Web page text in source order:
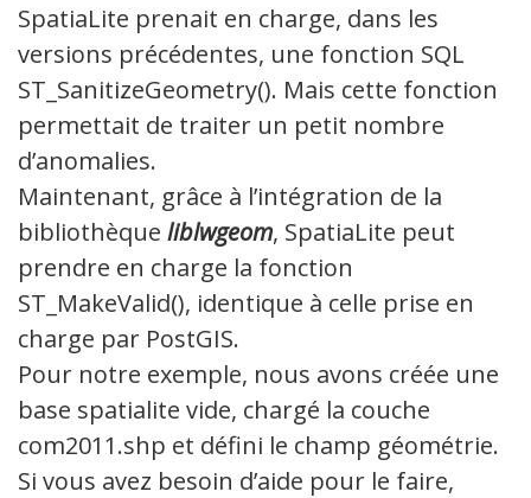
SpatiaLite prenait en charge, dans les
versions précédentes, une fonction SQL
ST_SanitizeGeometry(). Mais cette fonction
permettait de traiter un petit nombre
d’anomalies.
Maintenant, grâce à l’intégration de la
bibliothèque liblwgeom, SpatiaLite peut
prendre en charge la fonction
ST_MakeValid(), identique à celle prise en
charge par PostGIS.
Pour notre exemple, nous avons créée une
base spatialite vide, chargé la couche
com2011.shp et défini le champ géométrie.
Si vous avez besoin d’aide pour le faire,